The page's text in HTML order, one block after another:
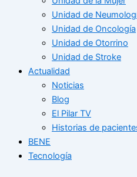
Unidad de
Unidad de Oncología
Unidad de Otorrino
Unidad de Stroke
Actualidad
Noticias
Blog
El Pilar TV
Historias de
BENE
Tecnología